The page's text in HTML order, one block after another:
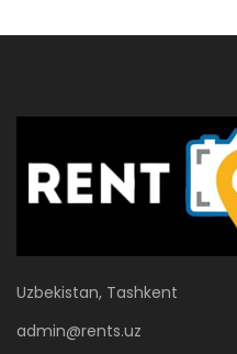
Uzbekistan, Tashkent
admin@rents.uz